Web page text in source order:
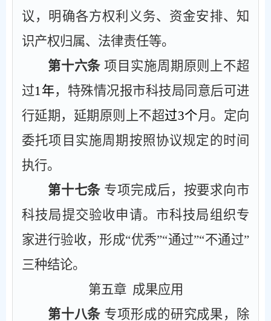
议，明确各方权利义务、资金安排、知
识产权归属、法律责任等。
第十六条 项目实施周期原则上不超
过1年，特殊情况报市科技局同意后可进
行延期，延期原则上不超过3个月。定向
委托项目实施周期按照协议规定的时间
执行。
第十七条 专项完成后，按要求向市
科技局提交验收申请。市科技局组织专
家进行验收，形成“优秀”“通过”“不通过”
三种结论。
第五章 成果应用
第十八条 专项形成的研究成果，除